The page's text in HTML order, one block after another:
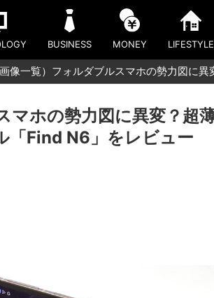
BUSINESS MONEY LIFESTYLE
画像一覧）フォルダブルスマホの勢力図に
マホの勢力図に異変？超
「Find N6」をレビュー